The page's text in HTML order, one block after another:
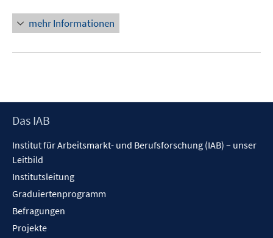
mehr Informationen
Footer
Das IAB
Institut für Arbeitsmarkt- und Berufsforschung (IAB) – unser
Leitbild
Institutsleitung
Graduiertenprogramm
Befragungen
Projekte